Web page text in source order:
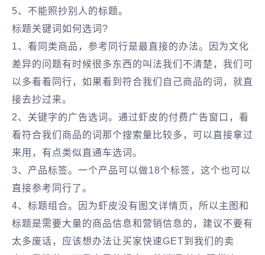
5、不能照抄别人的标题。
标题关键词如何选词?
1、看同类商品，参考同行是最直接的办法。因为文化
差异的问题有时候很多东西的叫法我们不清楚，我们可
以多看看同行，如果看到符合我们自己商品的词，就直
接去抄过来。
2、关键字的广告选词。通过虾皮的付费广告窗口，看
看符合我们商品的词那个搜索量比较多，可以直接拿过
来用，有点类似直通车选词。
3、产品标签。一个产品可以做18个标签，这个也可以
直接参考同行了。
4、标题组合。因为虾皮没有图文详情页，所以主图和
标题是需要大量的商品信息和营销信息的，建议不要有
太多废话，应该想办法让买家快速GET到我们的卖